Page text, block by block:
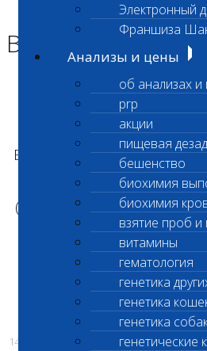
Электронный
Франшиза
Анализы и цены
об анализах и
prp
акции
пищевая
бешенство
биохимия
биохимия
взятие проб
витамины
гематология
генетика
генетика
генетика
генетические
Возобновлен прием проб
Возобновлен
Уважаемые
Возобновлен прием проб
исследование Антитела
(код 049 время
С
Администрация
14.05.2025